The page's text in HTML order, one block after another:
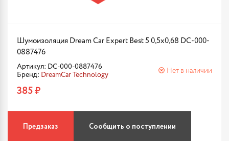
Шумоизоляция Dream Car Expert Best 5 0,5х0,68 DC-000-
0887476
Артикул: DC-000-0887476
Бренд: DreamCar Technology
Нет в наличии
385 ₽
Предзаказ Сообщить о поступлении